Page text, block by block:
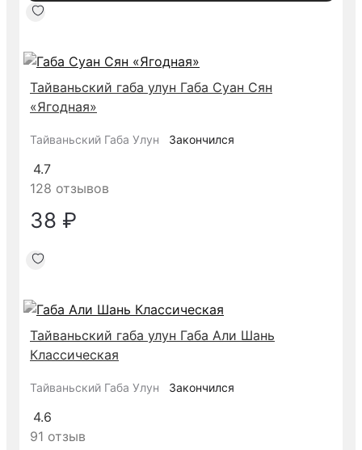
Тайваньский габа улун Габа Суан Сян
«Ягодная»
Тайваньский Габа Улун Закончился
4.7
128 отзывов
38 ₽
Тайваньский габа улун Габа Али Шань
Классическая
Тайваньский Габа Улун Закончился
4.6
91 отзыв